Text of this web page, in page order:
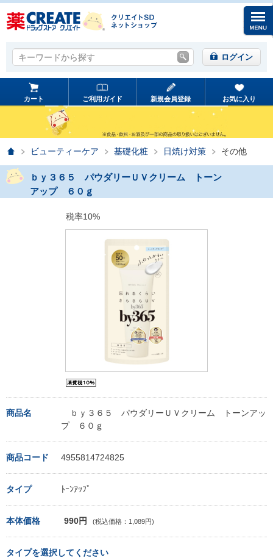
キーワードから探す
キーワードから探す ログイン
カート ご利用ガイド 新規会員登録 お気に入り
ホームビューティーケア 基礎化粧 日焼け対策 その他
ｂｙ３６５ パウダリーＵＶクリーム トーン
アップ ６０ｇ
税率10%
商品名
ｂｙ３６５ パウダリーＵＶクリーム トーンアッ
プ ６０ｇ
商品コード 4955814724825
タイプ ﾄｰﾝｱｯﾌﾟ
本体価格 990円 (税込価格：1,089円)
タイプを選択してください